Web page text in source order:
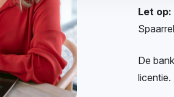
Let op:
De